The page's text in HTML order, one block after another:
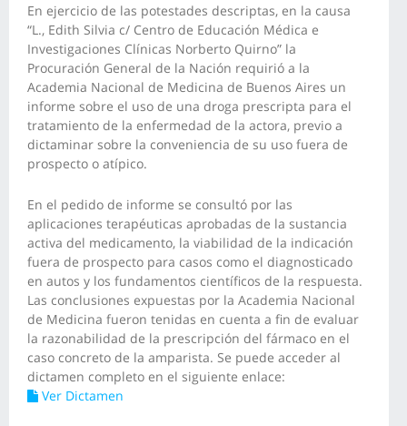
En ejercicio de las potestades descriptas, en la causa
“L., Edith Silvia c/ Centro de Educación Médica e
Investigaciones Clínicas Norberto Quirno” la
Procuración General de la Nación requirió a la
Academia Nacional de Medicina de Buenos Aires un
informe sobre el uso de una droga prescripta para el
tratamiento de la enfermedad de la actora, previo a
dictaminar sobre la conveniencia de su uso fuera de
prospecto o atípico.
En el pedido de informe se consultó por las
aplicaciones terapéuticas aprobadas de la sustancia
activa del medicamento, la viabilidad de la indicación
fuera de prospecto para casos como el diagnosticado
en autos y los fundamentos científicos de la respuesta.
Las conclusiones expuestas por la Academia Nacional
de Medicina fueron tenidas en cuenta a fin de evaluar
la razonabilidad de la prescripción del fármaco en el
caso concreto de la amparista. Se puede acceder al
dictamen completo en el siguiente enlace:
Ver Dictamen